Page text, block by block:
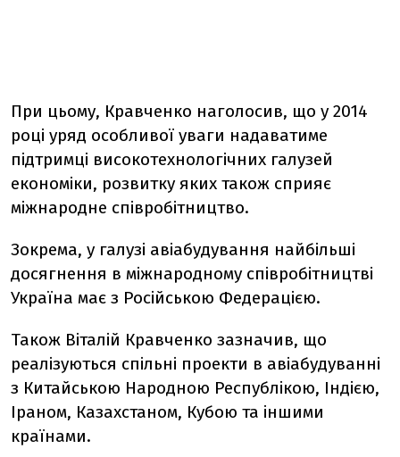
При цьому, Кравченко наголосив, що у 2014
році уряд особливої уваги надаватиме
підтримці високотехнологічних галузей
економіки, розвитку яких також сприяє
міжнародне співробітництво.
Зокрема, у галузі авіабудування найбільші
досягнення в міжнародному співробітництві
Україна має з Російською Федерацією.
Також Віталій Кравченко зазначив, що
реалізуються спільні проекти в авіабудуванні
з Китайською Народною Республікою, Індією,
Іраном, Казахстаном, Кубою та іншими
країнами.